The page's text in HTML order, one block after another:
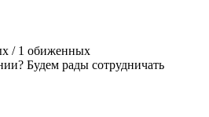
/ 1 обиженных
Будем рады сотрудничать